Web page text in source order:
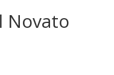
Novato